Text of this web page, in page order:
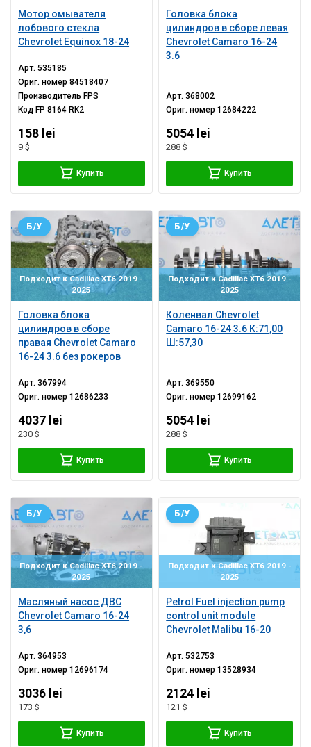
Мотор омывателя
лобового стекла
Chevrolet Equinox 18-24
Арт.535185
Ориг. номер84518407
ПроизводительFPS
КодFP 8164 RK2
158 lei
9 $
Купить
Головка блока
цилиндров в сборе левая
Chevrolet Camaro 16-24
3.6
Арт.368002
Ориг. номер12684222
5054 lei
288 $
Купить
Подходит к Cadillac XT6 2019 -
2025
Головка блока
цилиндров в сборе
правая Chevrolet Camaro
16-24 3.6 без рокеров
Б/У
Арт.367994
Ориг. номер12686233
4037 lei
230 $
Купить
Подходит к Cadillac XT6 2019 -
2025
Коленвал Chevrolet
Camaro 16-24 3.6 К:71,00
Ш:57,30
Б/У
Арт.369550
Ориг. номер12699162
5054 lei
288 $
Купить
Подходит к Cadillac XT6 2019 -
2025
Масляный насос ДВС
Chevrolet Camaro 16-24
3,6
Б/У
Арт.364953
Ориг. номер12696174
3036 lei
173 $
Купить
Подходит к Cadillac XT6 2019 -
2025
Petrol Fuel injection pump
control unit module
Chevrolet Malibu 16-20
Б/У
Арт.532753
Ориг. номер13528934
2124 lei
121 $
Купить